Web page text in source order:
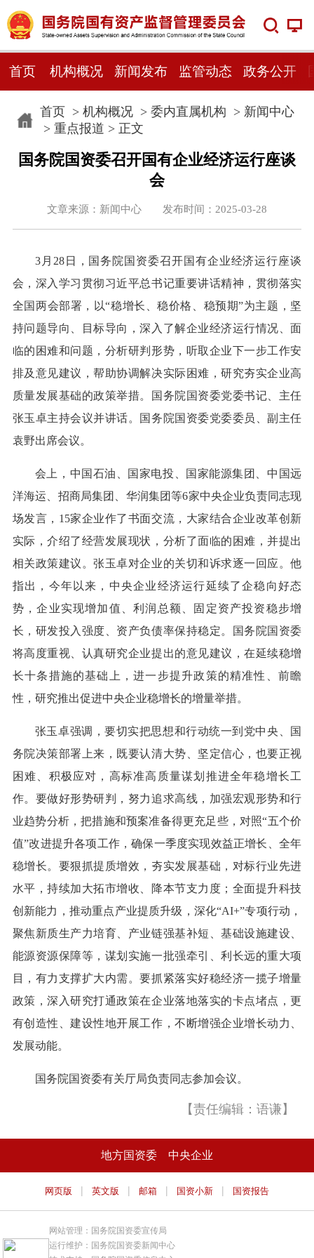
首页 机构概况 新闻发布 监管动态 政务公开
首页> 机构概况> 委内直属机构 > 新闻中心
> 重点报道 > 正文
国务院国资委召开国有企业经济运行座谈
会
文章来源：新闻中心 发布时间：2025-03-28
3月28日，国务院国资委召开国有企业经济运行座谈
会，深入学习贯彻习近平总书记重要讲话精神，贯彻落实
全国两会部署，以“稳增长、稳价格、稳预期”为主题，坚
持问题导向、目标导向，深入了解企业经济运行情况、面
临的困难和问题，分析研判形势，听取企业下一步工作安
排及意见建议，帮助协调解决实际困难，研究夯实企业高
质量发展基础的政策举措。国务院国资委党委书记、主任
张玉卓主持会议并讲话。国务院国资委党委委员、副主任
袁野出席会议。
会上，中国石油、国家电投、国家能源集团、中国远
洋海运、招商局集团、华润集团等6家中央企业负责同志现
场发言，15家企业作了书面交流，大家结合企业改革创新
实际，介绍了经营发展现状，分析了面临的困难，并提出
相关政策建议。张玉卓对企业的关切和诉求逐一回应。他
指出，今年以来，中央企业经济运行延续了企稳向好态
势，企业实现增加值、利润总额、固定资产投资稳步增
长，研发投入强度、资产负债率保持稳定。国务院国资委
将高度重视、认真研究企业提出的意见建议，在延续稳增
长十条措施的基础上，进一步提升政策的精准性、前瞻
性，研究推出促进中央企业稳增长的增量举措。
张玉卓强调，要切实把思想和行动统一到党中央、国
务院决策部署上来，既要认清大势、坚定信心，也要正视
困难、积极应对，高标准高质量谋划推进全年稳增长工
作。要做好形势研判，努力追求高线，加强宏观形势和行
业趋势分析，把措施和预案准备得更充足些，对照“五个价
值”改进提升各项工作，确保一季度实现效益正增长、全年
稳增长。要狠抓提质增效，夯实发展基础，对标行业先进
水平，持续加大拓市增收、降本节支力度；全面提升科技
创新能力，推动重点产业提质升级，深化“AI+”专项行动，
聚焦新质生产力培育、产业链强基补短、基础设施建设、
能源资源保障等，谋划实施一批强牵引、利长远的重大项
目，有力支撑扩大内需。要抓紧落实好稳经济一揽子增量
政策，深入研究打通政策在企业落地落实的卡点堵点，更
有创造性、建设性地开展工作，不断增强企业增长动力、
发展动能。
国务院国资委有关厅局负责同志参加会议。
【责任编辑：语谦】
地方国资委 中央企业
网页版 | 英文版 | 邮箱 | 国资小新 | 国资报告
网站管理：国务院国资委宣传局
运行维护：国务院国资委新闻中心